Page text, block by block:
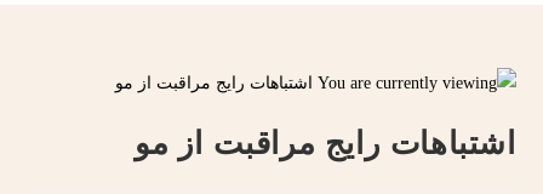
اشتباهات رایج مراقبت از مو